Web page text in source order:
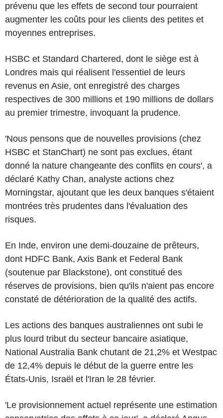
prévenu que les effets de second tour pourraient
augmenter les coûts pour les clients des petites et
moyennes entreprises.
HSBC et Standard Chartered, dont le siège est à
Londres mais qui réalisent l'essentiel de leurs
revenus en Asie, ont enregistré des charges
respectives de 300 millions et 190 millions de dollars
au premier trimestre, invoquant la prudence.
'Nous pensons que de nouvelles provisions (chez
HSBC et StanChart) ne sont pas exclues, étant
donné la nature changeante des conflits en cours', a
déclaré Kathy Chan, analyste actions chez
Morningstar, ajoutant que les deux banques s'étaient
montrées très prudentes dans l'évaluation des
risques.
En Inde, environ une demi-douzaine de prêteurs,
dont HDFC Bank, Axis Bank et Federal Bank
(soutenue par Blackstone), ont constitué des
réserves de provisions, bien qu'ils n'aient pas encore
constaté de détérioration de la qualité des actifs.
Les actions des banques australiennes ont subi le
plus lourd tribut du secteur bancaire asiatique,
National Australia Bank chutant de 21,2% et Westpac
de 12,4% depuis le début de la guerre entre les
États-Unis, Israël et l'Iran le 28 février.
'Le provisionnement actuel représente une estimation